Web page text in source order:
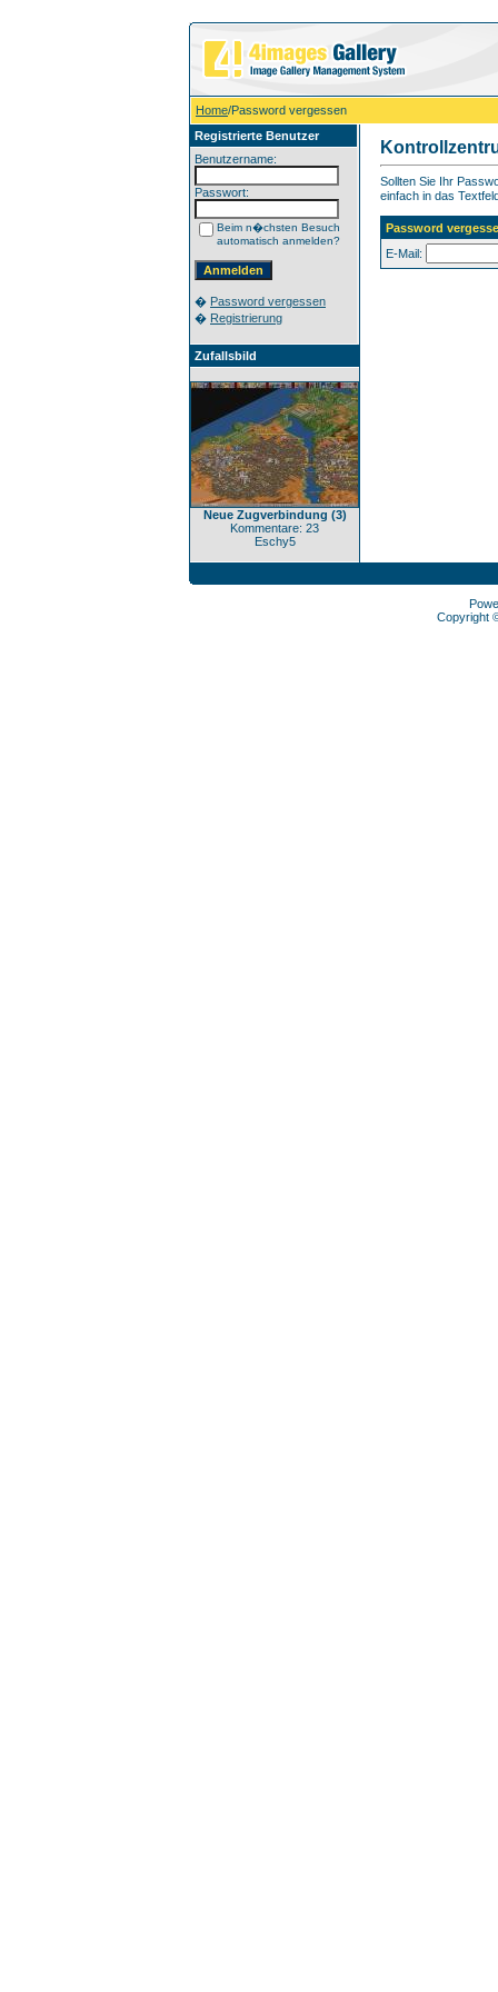
Home/Password vergessen
Registrierte Benutzer
Benutzername:
Passwort:
Beim n�chsten Besuch
automatisch anmelden?
� Password vergessen
� Registrierung
Zufallsbild
Neue Zugverbindung (3)
Kommentare: 23
Eschy5
Sollten Sie Ihr
einfach in das
Password
E-Mail:
Copyright